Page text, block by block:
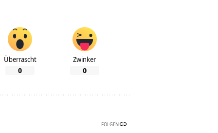
Überrascht
0
Zwinker
0
FOLGEN